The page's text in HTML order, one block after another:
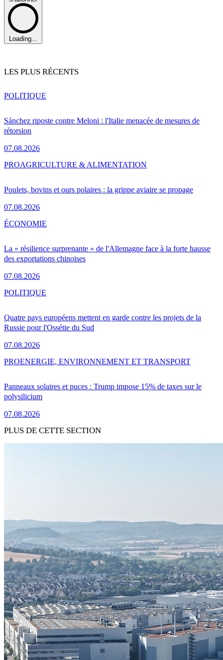
Loading...
LES PLUS RÉCENTS
Sánchez riposte contre Meloni : l'Italie menacée de mesures de
rétorsion
07.08.2026
POLITIQUE
Poulets, bovins et ours polaires : la grippe aviaire se propage
07.08.2026
PROAGRICULTURE & ALIMENTATION
La « résilience surprenante » de l'Allemagne face à la forte hausse
des exportations chinoises
07.08.2026
ÉCONOMIE
Quatre pays européens mettent en garde contre les projets de la
Russie pour l'Ossétie du Sud
07.08.2026
POLITIQUE
Panneaux solaires et puces : Trump impose 15% de taxes sur le
polysilicium
07.08.2026
PROENERGIE, ENVIRONNEMENT ET TRANSPORT
PLUS DE CETTE SECTION